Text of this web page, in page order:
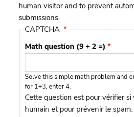
human visitor and to prevent
submissions.
CAPTCHA
Math question (9 + 2 =)
Solve this simple math problem and
for 1+3, enter 4.
Cette question est pour vérifier
humain et pour prévenir le spam.